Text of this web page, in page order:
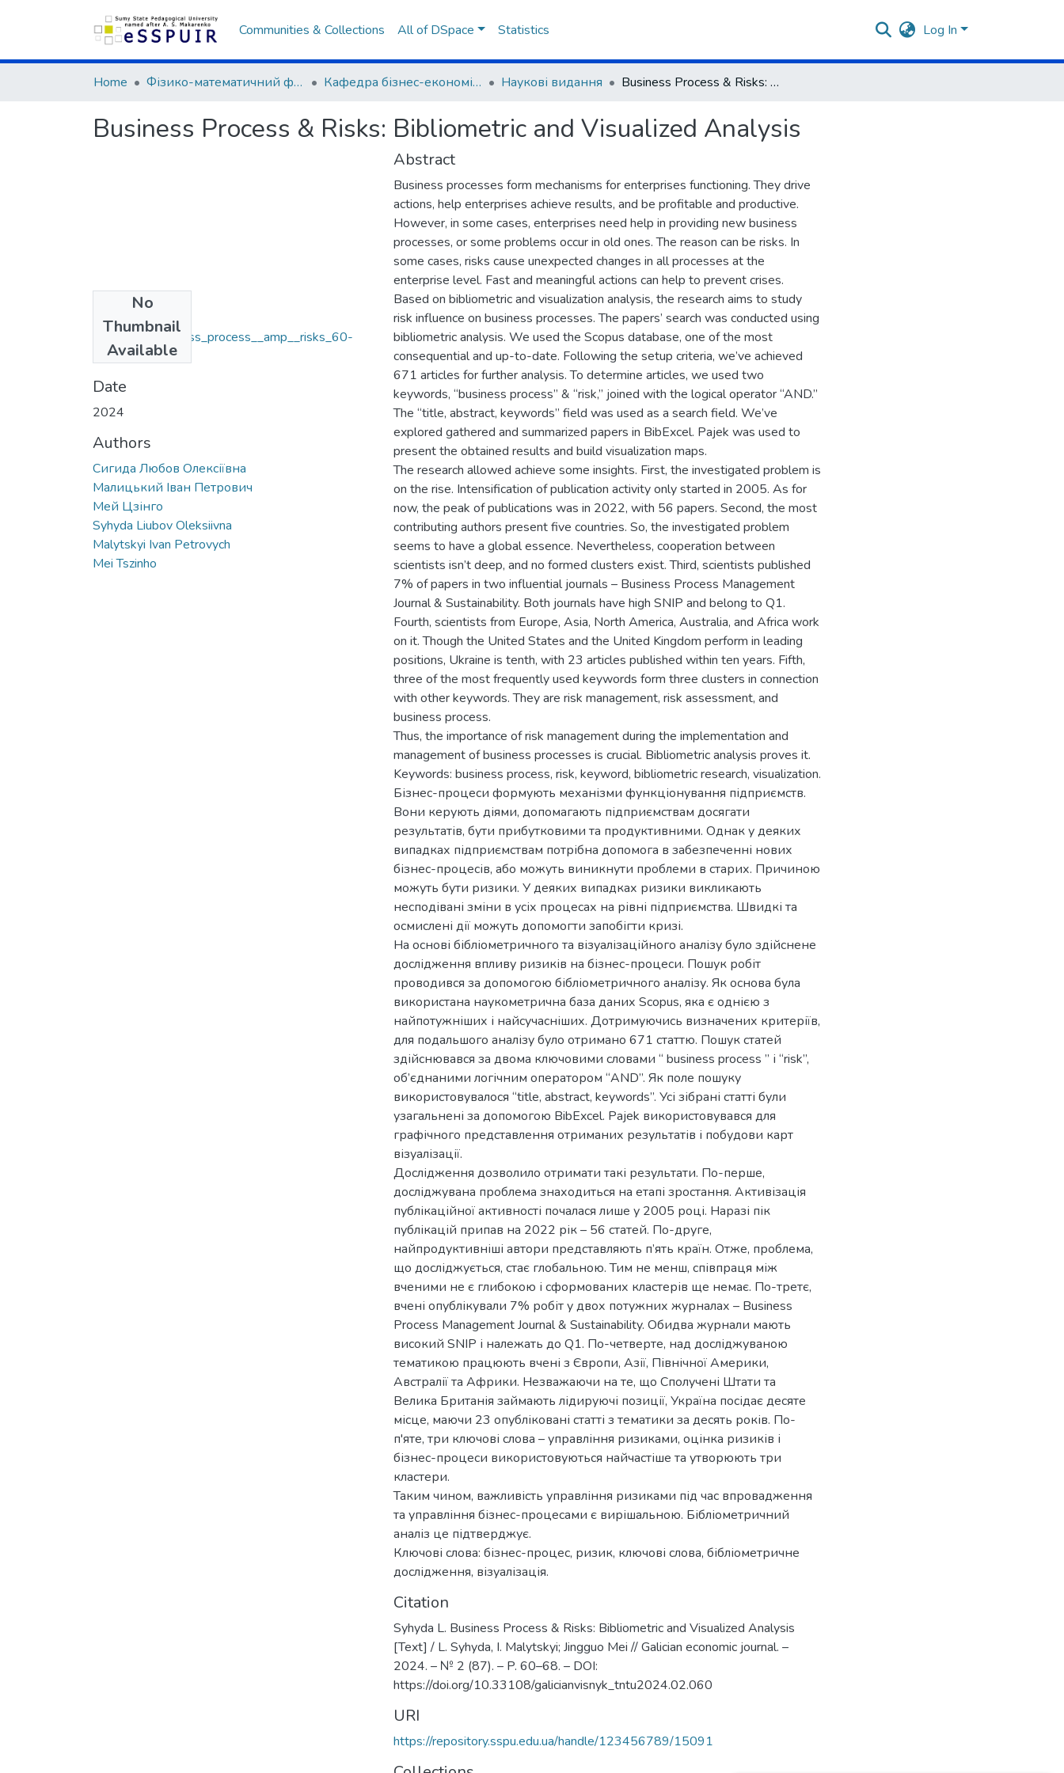
Communities & Collections All of DSpace Statistics Log In
Home Фізико-математичний факультет Кафедра бізнес-економіки та адміністрування Наукові видання Business Process & Risks: Bibliometric and Visualized Analysis
Business Process & Risks: Bibliometric and Visualized Analysis
No
Thumbnail
Available
Syhyda_L-Business_process__amp__risks_60-
68.pdf(2.22 MB)
Date
2024
Authors
Сигида Любов Олексіївна
Малицький Іван Петрович
Мей Цзінго
Syhyda Liubov Oleksiivna
Malytskyi Ivan Petrovych
Mei Tszinho
Abstract
Business processes form mechanisms for enterprises functioning. They drive
actions, help enterprises achieve results, and be profitable and productive.
However, in some cases, enterprises need help in providing new business
processes, or some problems occur in old ones. The reason can be risks. In
some cases, risks cause unexpected changes in all processes at the
enterprise level. Fast and meaningful actions can help to prevent crises.
Based on bibliometric and visualization analysis, the research aims to study
risk influence on business processes. The papers’ search was conducted using
bibliometric analysis. We used the Scopus database, one of the most
consequential and up-to-date. Following the setup criteria, we’ve achieved
671 articles for further analysis. To determine articles, we used two
keywords, “business process” & “risk,” joined with the logical operator “AND.”
The “title, abstract, keywords” field was used as a search field. We’ve
explored gathered and summarized papers in BibExcel. Pajek was used to
present the obtained results and build visualization maps.
The research allowed achieve some insights. First, the investigated problem is
on the rise. Intensification of publication activity only started in 2005. As for
now, the peak of publications was in 2022, with 56 papers. Second, the most
contributing authors present five countries. So, the investigated problem
seems to have a global essence. Nevertheless, cooperation between
scientists isn’t deep, and no formed clusters exist. Third, scientists published
7% of papers in two influential journals – Business Process Management
Journal & Sustainability. Both journals have high SNIP and belong to Q1.
Fourth, scientists from Europe, Asia, North America, Australia, and Africa work
on it. Though the United States and the United Kingdom perform in leading
positions, Ukraine is tenth, with 23 articles published within ten years. Fifth,
three of the most frequently used keywords form three clusters in connection
with other keywords. They are risk management, risk assessment, and
business process.
Thus, the importance of risk management during the implementation and
management of business processes is crucial. Bibliometric analysis proves it.
Keywords: business process, risk, keyword, bibliometric research, visualization.
Бізнес-процеси формують механізми функціонування підприємств.
Вони керують діями, допомагають підприємствам досягати
результатів, бути прибутковими та продуктивними. Однак у деяких
випадках підприємствам потрібна допомога в забезпеченні нових
бізнес-процесів, або можуть виникнути проблеми в старих. Причиною
можуть бути ризики. У деяких випадках ризики викликають
несподівані зміни в усіх процесах на рівні підприємства. Швидкі та
осмислені дії можуть допомогти запобігти кризі.
На основі бібліометричного та візуалізаційного аналізу було здійснене
дослідження впливу ризиків на бізнес-процеси. Пошук робіт
проводився за допомогою бібліометричного аналізу. Як основа була
використана наукометрична база даних Scopus, яка є однією з
найпотужніших і найсучасніших. Дотримуючись визначених критеріїв,
для подальшого аналізу було отримано 671 статтю. Пошук статей
здійснювався за двома ключовими словами “ business process ” і “risk”,
об’єднаними логічним оператором “AND”. Як поле пошуку
використовувалося “title, abstract, keywords”. Усі зібрані статті були
узагальнені за допомогою BibExcel. Pajek використовувався для
графічного представлення отриманих результатів і побудови карт
візуалізації.
Дослідження дозволило отримати такі результати. По-перше,
досліджувана проблема знаходиться на етапі зростання. Активізація
публікаційної активності почалася лише у 2005 році. Наразі пік
публікацій припав на 2022 рік – 56 статей. По-друге,
найпродуктивніші автори представляють п’ять країн. Отже, проблема,
що досліджується, стає глобальною. Тим не менш, співпраця між
вченими не є глибокою і сформованих кластерів ще немає. По-третє,
вчені опублікували 7% робіт у двох потужних журналах – Business
Process Management Journal & Sustainability. Обидва журнали мають
високий SNIP і належать до Q1. По-четверте, над досліджуваною
тематикою працюють вчені з Європи, Азії, Північної Америки,
Австралії та Африки. Незважаючи на те, що Сполучені Штати та
Велика Британія займають лідируючі позиції, Україна посідає десяте
місце, маючи 23 опубліковані статті з тематики за десять років. По-
п'яте, три ключові слова – управління ризиками, оцінка ризиків і
бізнес-процеси використовуються найчастіше та утворюють три
кластери.
Таким чином, важливість управління ризиками під час впровадження
та управління бізнес-процесами є вирішальною. Бібліометричний
аналіз це підтверджує.
Ключові слова: бізнес-процес, ризик, ключові слова, бібліометричне
дослідження, візуалізація.
Citation
Syhyda L. Business Process & Risks: Bibliometric and Visualized Analysis
[Text] / L. Syhyda, I. Malytskyi; Jingguo Mei // Galician economic journal. –
2024. – № 2 (87). – P. 60–68. – DOI:
https://doi.org/10.33108/galicianvisnyk_tntu2024.02.060
URI
https://repository.sspu.edu.ua/handle/123456789/15091